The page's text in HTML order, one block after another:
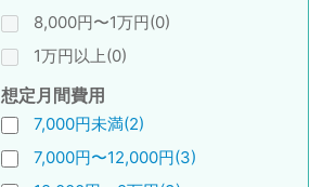
8,000円〜1万円(0)
1万円以上(0)
想定月間費用
7,000円未満(2)
7,000円〜12,000円(3)